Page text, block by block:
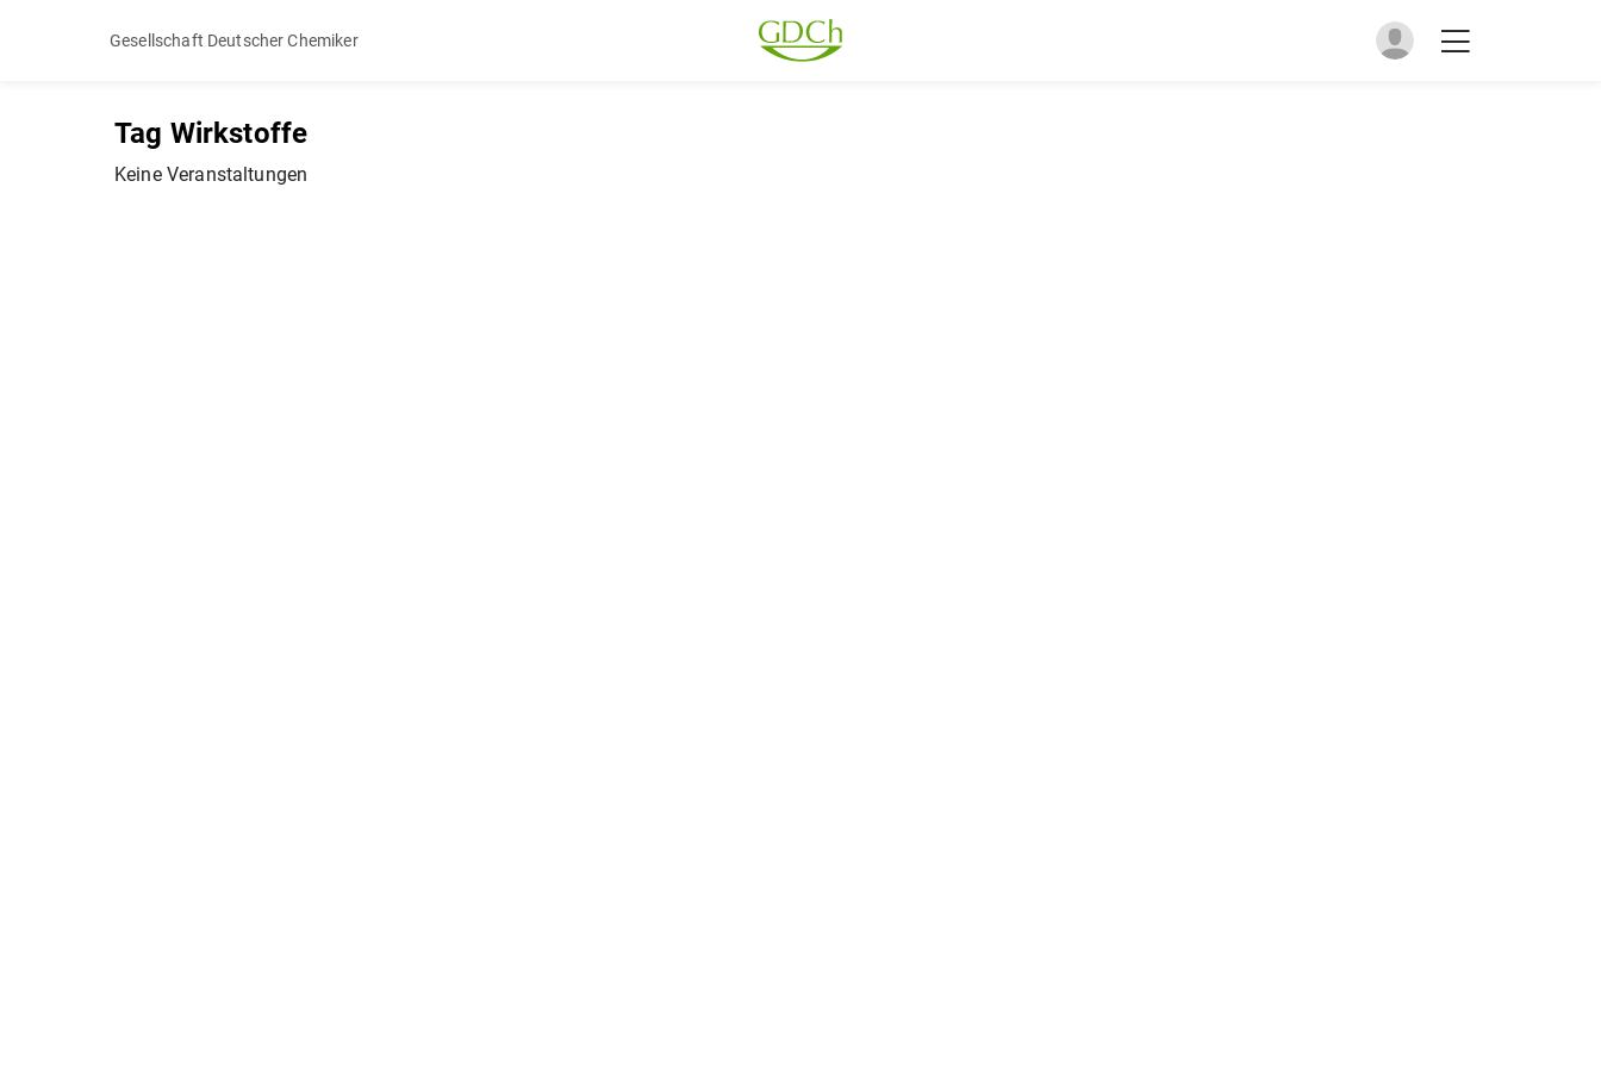
Gesellschaft Deutscher Chemiker
Tag Wirkstoffe
Keine Veranstaltungen